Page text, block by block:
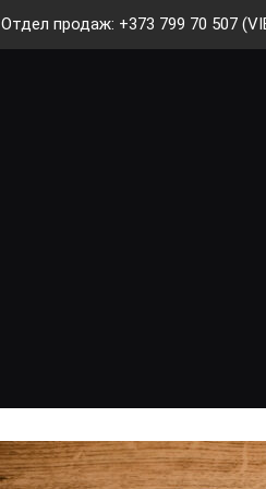
Отдел продаж: +373 799 70 507